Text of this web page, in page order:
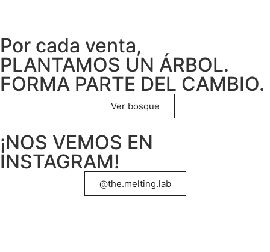
Por cada venta,
PLANTAMOS UN ÁRBOL.
FORMA PARTE DEL CAMBIO.
Ver bosque
¡NOS VEMOS EN
INSTAGRAM!
@the.melting.lab